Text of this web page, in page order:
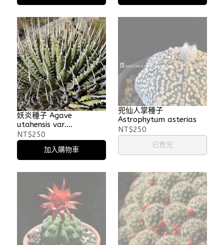
妖炎種子 Agave
utahensis var.
nevadensis
NT$250
加入購物車
兜仙人掌種子
Astrophytum asterias
NT$250
已售完